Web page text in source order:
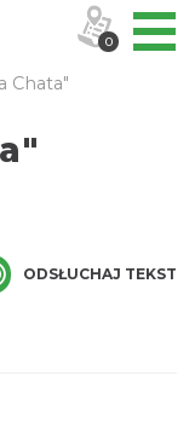
Chata"
ODSŁUCHAJ TEKST
0